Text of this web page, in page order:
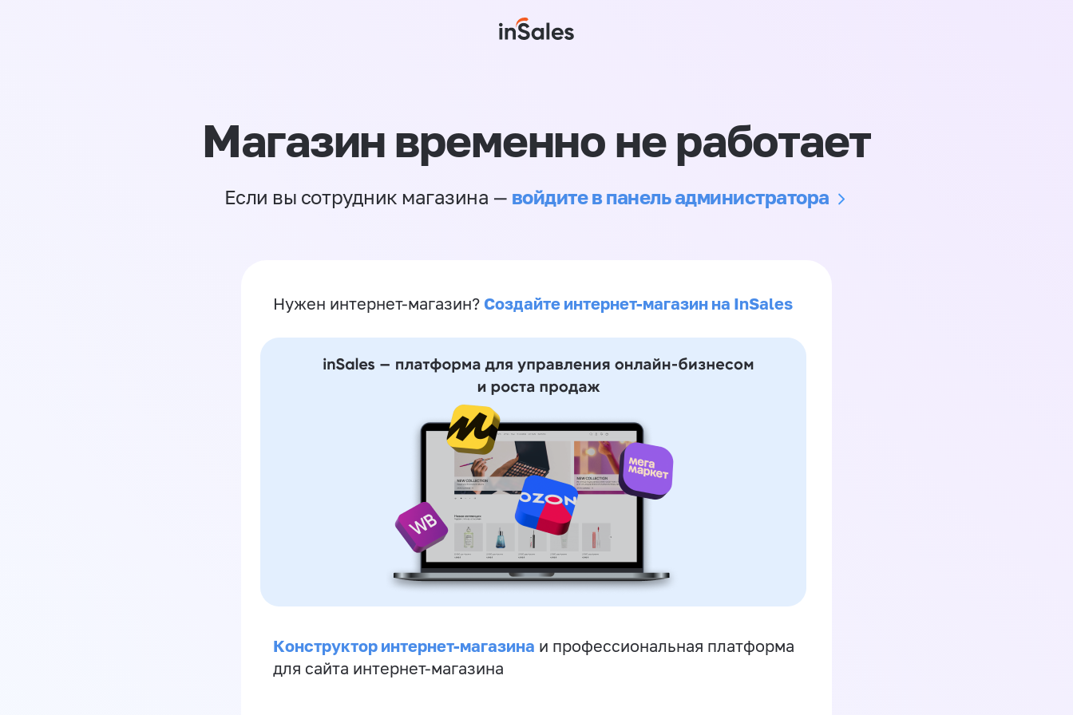
Магазин временно не работает
Если вы сотрудник магазина — войдите в панель администратора
Нужен интернет-магазин? Создайте интернет-магазин на InSales
Конструктор интернет-магазина и профессиональная платформа
для сайта интернет-магазина